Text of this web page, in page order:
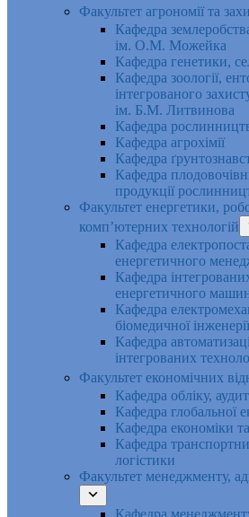
Факультет агрономії та
Кафедра
ім. О.М. Можейка
Кафедра генетики,
Кафедра зоології,
інтегрованого
ім. Б.М. Литвинова
Кафедра
Кафедра агрохімії
Кафедра
Кафедра
продукції
Факультет енергетики,
комп’ютерних технологій
Кафедра
енергетичного
Кафедра
енергетичного
Кафедра
біомедичної
Кафедра
інтегрованих
Факультет економічних
Кафедра обліку,
Кафедра глобальної
Кафедра економіки
Кафедра
логістики
Факультет менеджменту,
Кафедра